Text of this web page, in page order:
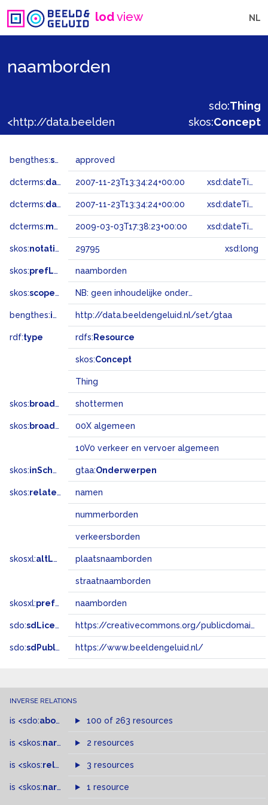
lodview NL
naamborden
sdo:Thing
skos:Concept
bengthes:status approved
dcterms:dateAccepted 2007-11-23T13:34:24+00:00 xsd:dateTime
dcterms:dateSubmitted 2007-11-23T13:34:24+00:00 xsd:dateTime
dcterms:modified 2009-03-03T17:38:23+00:00 xsd:dateTime
skos:notation 29795 xsd:long
skos:prefLabel naamborden
skos:scopeNote NB: geen inhoudelijke onderwerpsterm
bengthes:inSet http://data.beeldengeluid.nl/set/gtaa
rdf:type rdfs: Resource
skos:Concept
Thing
skos: broader shottermen
skos: broadMatch 00X algemeen
10V0 verkeer en vervoer algemeen
skos:inScheme gtaa:Onderwerpen
skos:related namen
nummerborden
verkeersborden
skosxl:altLabel plaatsnaamborden
straatnaamborden
skosxl:prefLabel naamborden
sdo:sdLicense https://creativecommons.org/publicdomain/zero/1.0/
sdo:sdPublisher https://www.beeldengeluid.nl/
INVERSE RELATIONS
is <sdo:about of 100 of 263 resources
is <skos:narrowMatch >of
2 resources
is <skos:related > of3 resources
is <skos:narrower >of
1 resource